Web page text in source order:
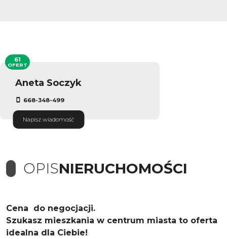
Aneta Soczyk
668-348-499
Napisz wiadomość
61
OFERT
OPISNIERUCHOMOŚCI
Cena do negocjacji.
Szukasz mieszkania w centrum miasta to oferta
idealna dla Ciebie!